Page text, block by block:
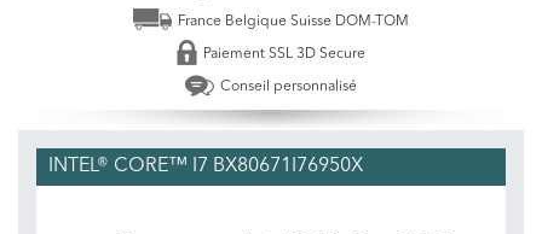
France Belgique Suisse DOM-TOM
Paiement SSL 3D Secure
Conseil personnalisé
INTEL® CORE™ I7 BX80671I76950X